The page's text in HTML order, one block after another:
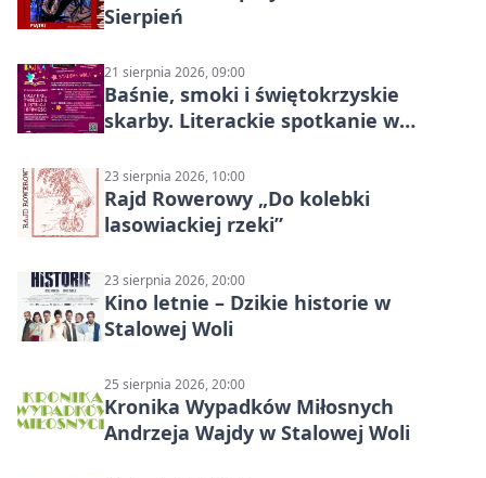
Sierpień
21 sierpnia 2026, 09:00
Baśnie, smoki i świętokrzyskie
skarby. Literackie spotkanie w
23 sierpnia 2026, 10:00
Rajd Rowerowy „Do kolebki
lasowiackiej rzeki”
23 sierpnia 2026, 20:00
Kino letnie – Dzikie historie w
Stalowej Woli
25 sierpnia 2026, 20:00
Kronika Wypadków Miłosnych
Andrzeja Wajdy w Stalowej Woli